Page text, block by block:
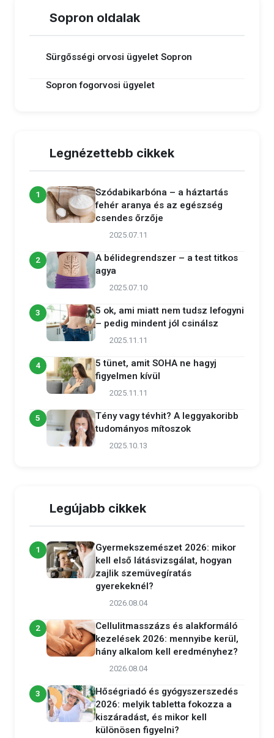
Sopron oldalak
Sürgősségi orvosi ügyelet Sopron
Sopron fogorvosi ügyelet
Legnézettebb cikkek
1
Szódabikarbóna – a háztartás
fehér aranya és az egészség
csendes őrzője
2025.07.11
2
A bélidegrendszer – a test titkos
agya
2025.07.10
3
5 ok, ami miatt nem tudsz lefogyni
– pedig mindent jól csinálsz
2025.11.11
4
5 tünet, amit SOHA ne hagyj
figyelmen kívül
2025.11.11
5
Tény vagy tévhit? A leggyakoribb
tudományos mítoszok
2025.10.13
Legújabb cikkek
1
Gyermekszemészet 2026: mikor
kell első látásvizsgálat, hogyan
zajlik szemüvegíratás
gyerekeknél?
2026.08.04
2
Cellulitmasszázs és alakformáló
kezelések 2026: mennyibe kerül,
hány alkalom kell eredményhez?
2026.08.04
3
Hőségriadó és gyógyszerszedés
2026: melyik tabletta fokozza a
kiszáradást, és mikor kell
különösen figyelni?